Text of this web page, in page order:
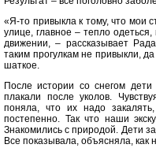
«Я-то привыкла к тому, что мои
улице, главное – тепло
движении, – рассказывает
таким прогулкам не привыкли,
шаткое.
После истории со снегом
плакали после уколов.
поняла, что их надо
постепенно. Так что наши
Знакомились с природой. Дети
Все показывала, объясняла, как